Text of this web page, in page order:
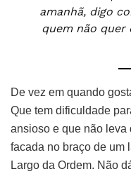
amanhã, digo
quem não quer
De vez em quando
Que tem dificuldade
ansioso e que não leva
facada no braço de um
Largo da Ordem. Não